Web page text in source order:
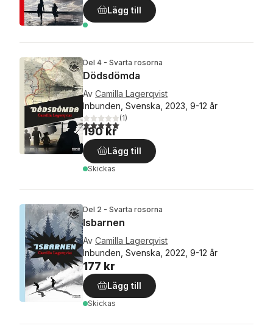
Lägg till
Del 4 - Svarta rosorna
Dödsdömda
Av Camilla Lagerqvist
Inbunden, Svenska, 2023, 9-12 år
5,0utav 5 stjärnor. Totalt antal röster:
(1)
190 kr
Lägg till
Skickas
Del 2 - Svarta rosorna
Isbarnen
Av Camilla Lagerqvist
Inbunden, Svenska, 2022, 9-12 år
177 kr
Lägg till
Skickas